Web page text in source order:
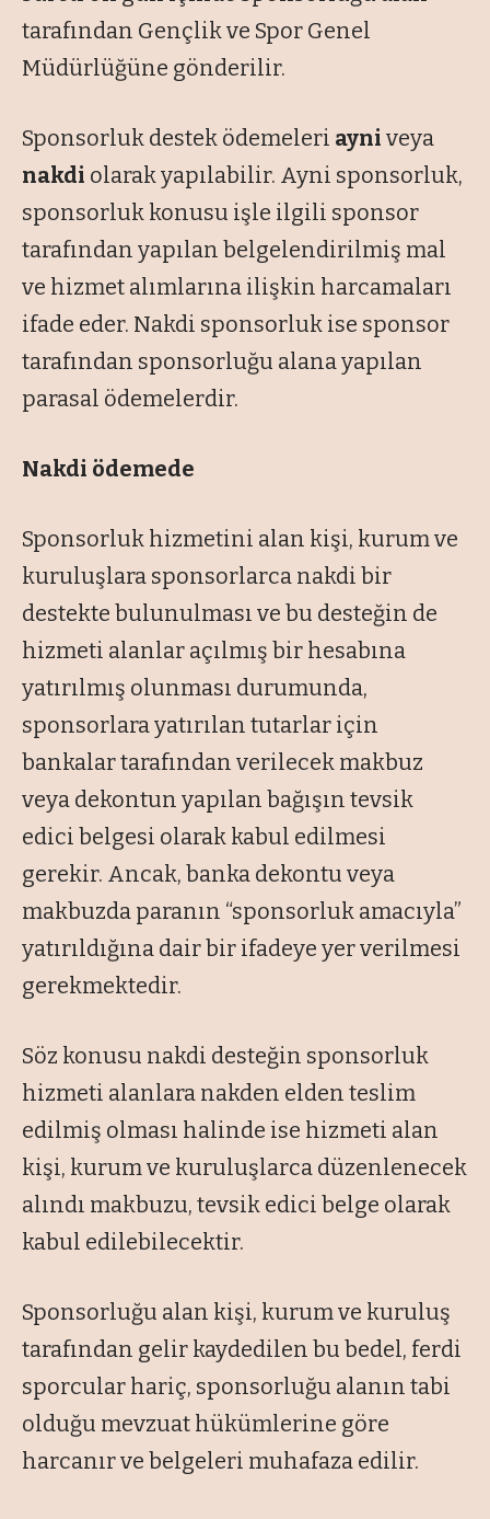
tarafından Gençlik ve Spor Genel
Müdürlüğüne gönderilir.
Sponsorluk destek ödemeleri ayni veya
nakdi olarak yapılabilir. Ayni sponsorluk,
sponsorluk konusu işle ilgili sponsor
tarafından yapılan belgelendirilmiş mal
ve hizmet alımlarına ilişkin harcamaları
ifade eder. Nakdi sponsorluk ise sponsor
tarafından sponsorluğu alana yapılan
parasal ödemelerdir.
Nakdi ödemede
Sponsorluk hizmetini alan kişi, kurum ve
kuruluşlara sponsorlarca nakdi bir
destekte bulunulması ve bu desteğin de
hizmeti alanlar açılmış bir hesabına
yatırılmış olunması durumunda,
sponsorlara yatırılan tutarlar için
bankalar tarafından verilecek makbuz
veya dekontun yapılan bağışın tevsik
edici belgesi olarak kabul edilmesi
gerekir. Ancak, banka dekontu veya
makbuzda paranın “sponsorluk amacıyla”
yatırıldığına dair bir ifadeye yer verilmesi
gerekmektedir.
Söz konusu nakdi desteğin sponsorluk
hizmeti alanlara nakden elden teslim
edilmiş olması halinde ise hizmeti alan
kişi, kurum ve kuruluşlarca düzenlenecek
alındı makbuzu, tevsik edici belge olarak
kabul edilebilecektir.
Sponsorluğu alan kişi, kurum ve kuruluş
tarafından gelir kaydedilen bu bedel, ferdi
sporcular hariç, sponsorluğu alanın tabi
olduğu mevzuat hükümlerine göre
harcanır ve belgeleri muhafaza edilir.